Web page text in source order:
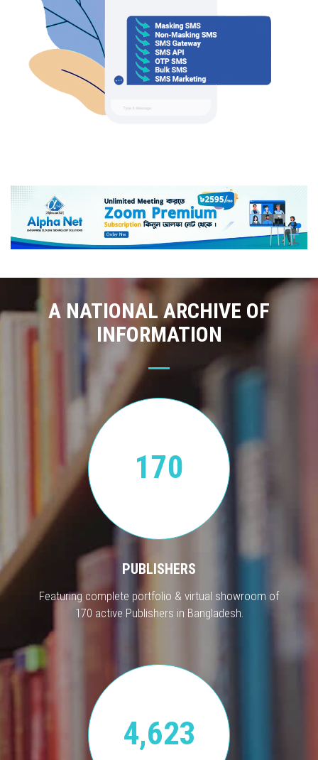
A NATIONAL ARCHIVE OF
INFORMATION
170
PUBLISHERS
Featuring complete portfolio & virtual showroom of
170 active Publishers in Bangladesh.
4,623